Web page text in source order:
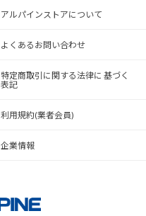
アルパインストアについて
よくあるお問い合わせ
特定商取引に関する法律に 基づく
表記
利用規約(業者会員)
企業情報